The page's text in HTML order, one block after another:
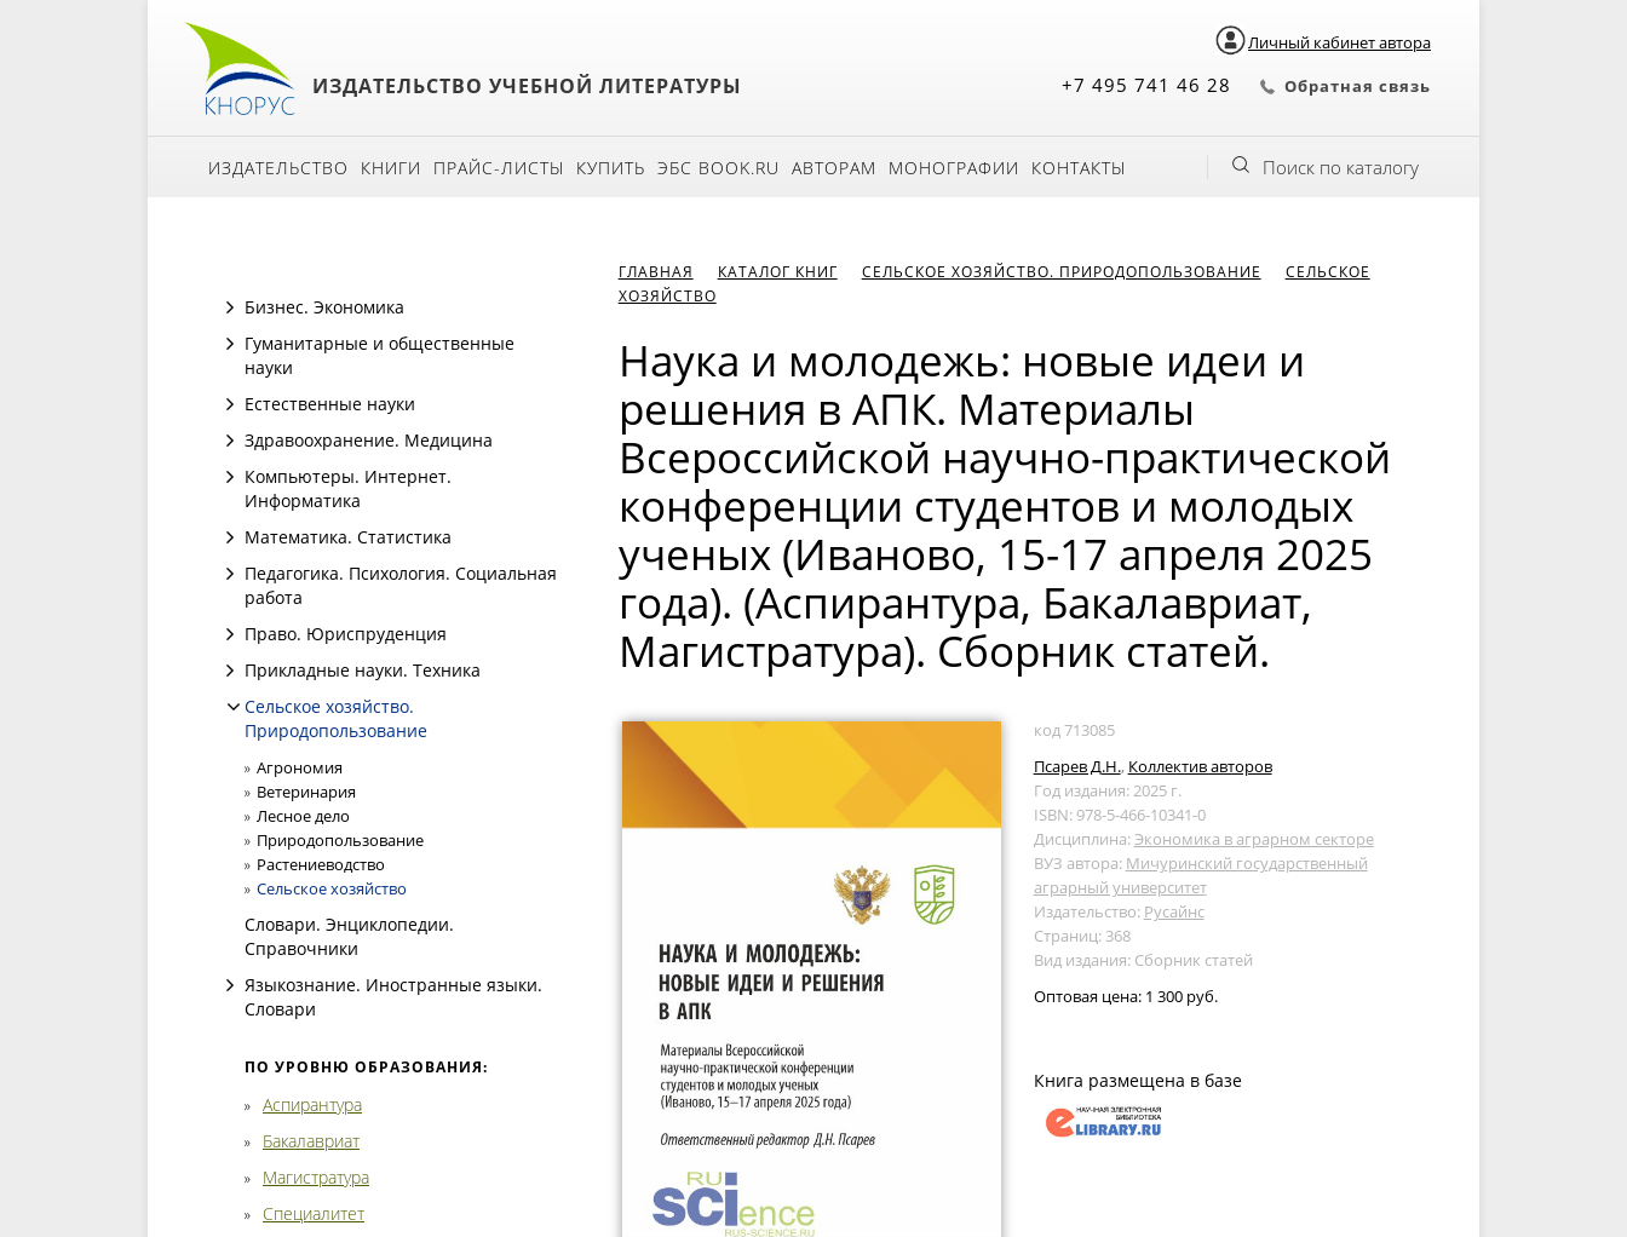
Личный кабинет автора
ИЗДАТЕЛЬСТВО УЧЕБНОЙ ЛИТЕРАТУРЫ +7 495 741 46 28 Обратная связь
ИЗДАТЕЛЬСТВО КНИГИ ПРАЙС-ЛИСТЫ КУПИТЬ ЭБС BOOK.RU АВТОРАМ МОНОГРАФИИ КОНТАКТЫ Поиск по каталогу
Бизнес. Экономика
Гуманитарные и общественные
науки
Естественные науки
Здравоохранение. Медицина
Компьютеры. Интернет.
Информатика
Математика. Статистика
Педагогика. Психология. Социальная
работа
Право. Юриспруденция
Прикладные науки. Техника
Сельское хозяйство.
Природопользование
Агрономия
Ветеринария
Лесное дело
Природопользование
Растениеводство
Сельское хозяйство
Словари. Энциклопедии.
Справочники
Языкознание. Иностранные языки.
Словари
ПО УРОВНЮ ОБРАЗОВАНИЯ:
Аспирантура
Бакалавриат
Магистратура
Специалитет
ГЛАВНАЯ КАТАЛОГ КНИГ СЕЛЬСКОЕ ХОЗЯЙСТВО. ПРИРОДОПОЛЬЗОВАНИЕ
СЕЛЬСКОЕ
ХОЗЯЙСТВО
Наука и молодежь: новые идеи и
решения в АПК. Материалы
Всероссийской научно-практической
конференции студентов и молодых
ученых (Иваново, 15-17 апреля 2025
года). (Аспирантура, Бакалавриат,
Магистратура). Сборник статей.
код 713085
Псарев Д.Н., Коллектив авторов
Год издания: 2025 г.
ISBN: 978-5-466-10341-0
Дисциплина:Экономика в аграрном секторе
ВУЗ автора: Мичуринский государственный
аграрный университет
Издательство: Русайнс
Страниц: 368
Вид издания: Сборник статей
Оптовая цена: 1 300 руб.
Книга размещена в базе